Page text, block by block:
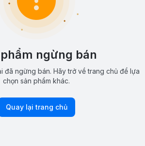
ngừng bán
đã ngừng bán. Hãy trở về trang chủ để lựa
chọn sản phẩm khác.
Quay lại trang chủ